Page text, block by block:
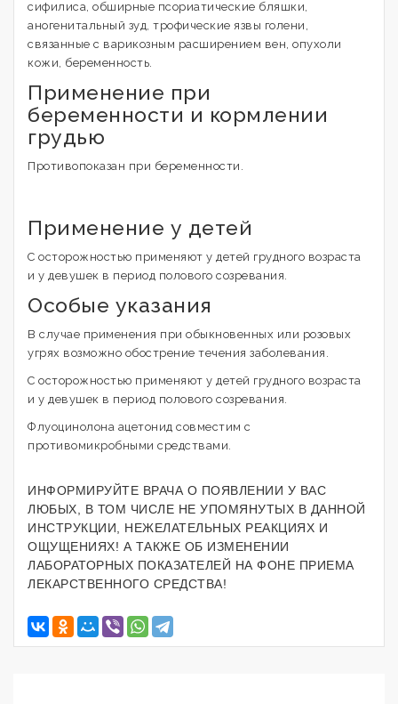
сифилиса, обширные псориатические бляшки,
аногенитальный зуд, трофические язвы голени,
связанные с варикозным расширением вен, опухоли
кожи, беременность.
Применение при
беременности и кормлении
грудью
Противопоказан при беременности.
Применение у детей
С осторожностью применяют у детей грудного возраста
и у девушек в период полового созревания.
Особые указания
В случае применения при обыкновенных или розовых
угрях возможно обострение течения заболевания.
С осторожностью применяют у детей грудного возраста
и у девушек в период полового созревания.
Флуоцинолона ацетонид совместим с
противомикробными средствами.
ИНФОРМИРУЙТЕ ВРАЧА О ПОЯВЛЕНИИ У ВАС
ЛЮБЫХ, В ТОМ ЧИСЛЕ НЕ УПОМЯНУТЫХ В ДАННОЙ
ИНСТРУКЦИИ, НЕЖЕЛАТЕЛЬНЫХ РЕАКЦИЯХ И
ОЩУЩЕНИЯХ! А ТАКЖЕ ОБ ИЗМЕНЕНИИ
ЛАБОРАТОРНЫХ ПОКАЗАТЕЛЕЙ НА ФОНЕ ПРИЕМА
ЛЕКАРСТВЕННОГО СРЕДСТВА!